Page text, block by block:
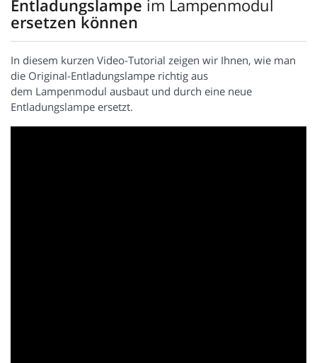
Entladungslampe im Lampenmodul
ersetzen können
In diesem kurzen Video-Tutorial zeigen wir Ihnen, wie man
die Original-Entladungslampe richtig aus
dem Lampenmodul ausbaut und durch eine neue
Entladungslampe ersetzt.